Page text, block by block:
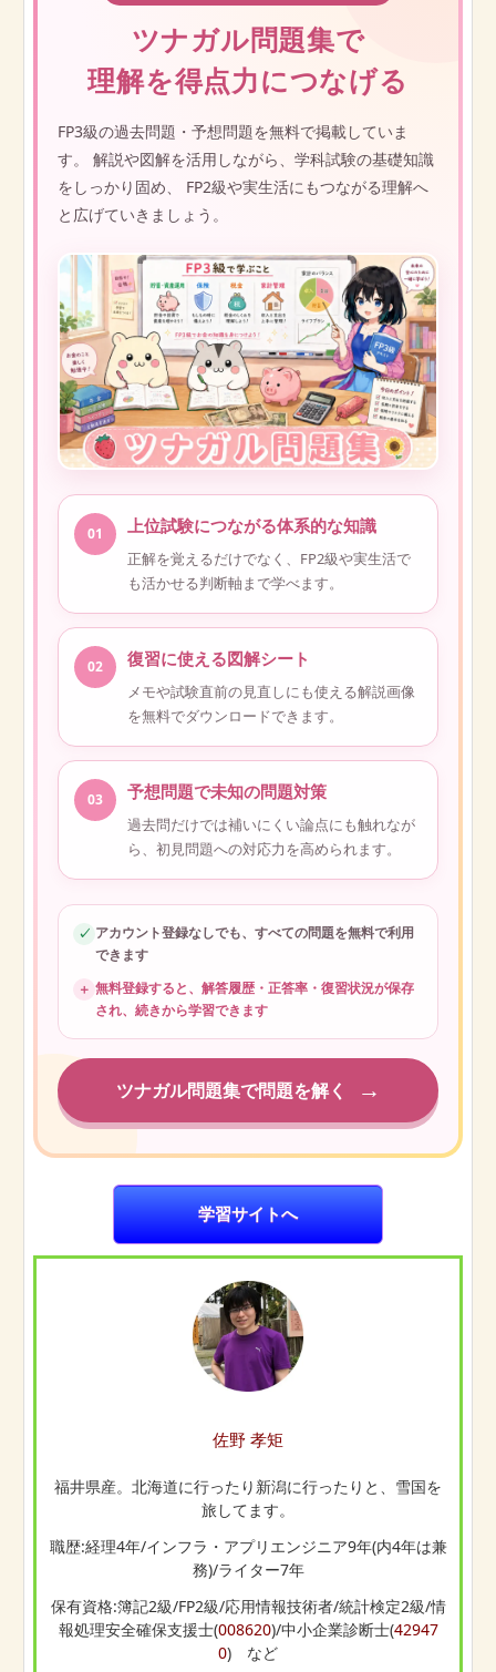
ツナガル問題集で
理解を得点力につなげる
FP3級の過去問題・予想問題を無料で掲載していま
す。 解説や図解を活用しながら、学科試験の基礎知識
をしっかり固め、 FP2級や実生活にもつながる理解へ
と広げていきましょう。
01 上位試験につながる体系的な知識
正解を覚えるだけでなく、FP2級や実生活で
も活かせる判断軸まで学べます。
02 復習に使える図解シート
メモや試験直前の見直しにも使える解説画像
を無料でダウンロードできます。
03 予想問題で未知の問題対策
過去問だけでは補いにくい論点にも触れなが
ら、初見問題への対応力を高められます。
✓ アカウント登録なしでも、すべての問題を無料で利用
できます
＋ 無料登録すると、解答履歴・正答率・復習状況が保存
され、続きから学習できます
ツナガル問題集で問題を解く →
学習サイトへ
佐野 孝矩
福井県産。北海道に行ったり新潟に行ったりと、雪国を
旅してます。
職歴:経理4年/インフラ・アプリエンジニア9年(内4年は兼
務)/ライター7年
保有資格:簿記2級/FP2級/応用情報技術者/統計検定2級/情
報処理安全確保支援士(008620)/中小企業診断士(42947
0) など